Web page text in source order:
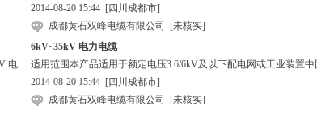
2014-08-20 15:44 [四川成都市]
成都黄石双峰电缆有限公司
[未核实]
6kV~35kV 电力电缆
适用范围本产品适用于额定电压3.6/6kV及以下配电网或工业装置
2014-08-20 15:44 [四川成都市]
成都黄石双峰电缆有限公司
[未核实]